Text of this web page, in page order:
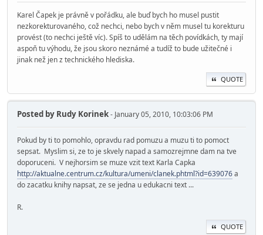
Karel Čapek je právně v pořádku, ale buď bych ho musel pustit
nezkorekturovaného, což nechci, nebo bych v něm musel tu korekturu
provést (to nechci ještě víc). Spíš to udělám na těch povídkách, ty mají
aspoň tu výhodu, že jsou skoro neznámé a tudíž to bude užitečné i
jinak než jen z technického hlediska.
QUOTE
Posted by Rudy Korinek- January 05, 2010, 10:03:06 PM
Pokud by ti to pomohlo, opravdu rad pomuzu a muzu ti to pomoct
sepsat. Myslim si, ze to je skvely napad a samozrejmne dam na tve
doporuceni. V nejhorsim se muze vzit text Karla Capka
http://aktualne.centrum.cz/kultura/umeni/clanek.phtml?id=639076a
do zacatku knihy napsat, ze se jedna u edukacni text ...
R.
QUOTE